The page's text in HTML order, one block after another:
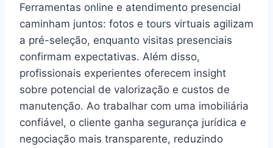
Ferramentas online e atendimento presencial
caminham juntos: fotos e tours virtuais agilizam
a pré-seleção, enquanto visitas presenciais
confirmam expectativas. Além disso,
profissionais experientes oferecem insight
sobre potencial de valorização e custos de
manutenção. Ao trabalhar com uma imobiliária
confiável, o cliente ganha segurança jurídica e
negociação mais transparente, reduzindo